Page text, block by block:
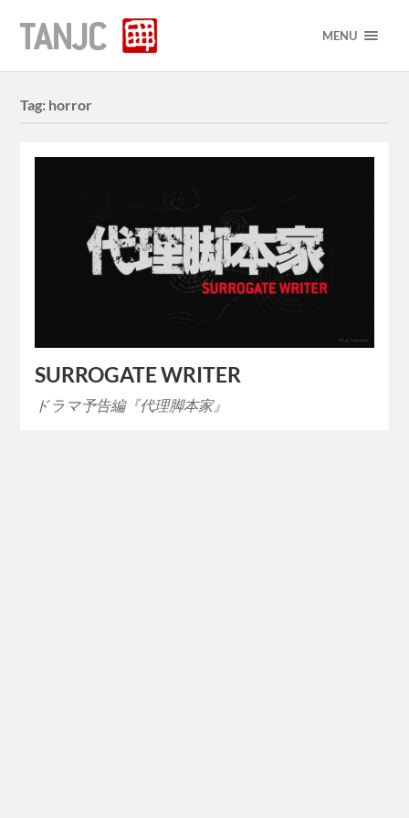
MENU
Tag: horror
SURROGATE WRITER
ドラマ予告編『代理脚本家』